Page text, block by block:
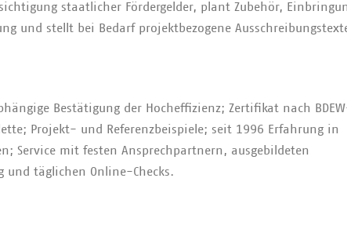
staatlicher Fördergelder, plant Zubehör,
und stellt bei Bedarf projektbezogene
Bestätigung der Hocheffizienz; Zertifikat nach
Projekt- und Referenzbeispiele; seit 1996 Erfahrung in
Service mit festen Ansprechpartnern, ausgebildeten
und täglichen Online-Checks.